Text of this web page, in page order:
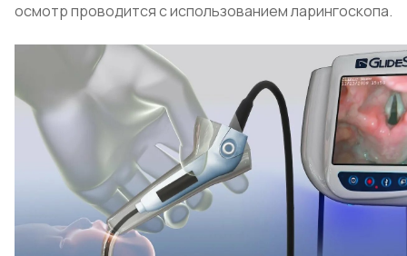
осмотр проводится с использованием ларингоскопа.